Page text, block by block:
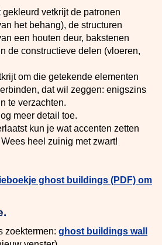
gekleurd vetkrijt de patronen
het behang), de structuren
een houten deur, bakstenen
de constructieve delen (vloeren,
om die getekende elementen
dat wil zeggen: enigszins
te verzachten.
meer detail toe.
kun je wat accenten zetten
heel zuinig met zwart!
ghost buildings (PDF) om
zoektermen:ghost buildings wall